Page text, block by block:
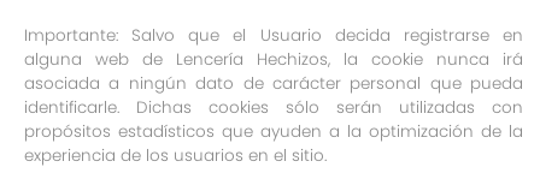
Importante: Salvo que el Usuario decida registrarse en
alguna web de Lencería Hechizos, la cookie nunca irá
asociada a ningún dato de carácter personal que pueda
identificarle. Dichas cookies sólo serán utilizadas con
propósitos estadísticos que ayuden a la optimización de la
experiencia de los usuarios en el sitio.